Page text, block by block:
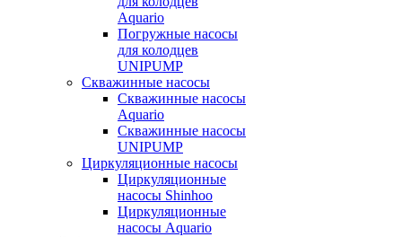
Aquario
Погружные насосы
для колодцев
UNIPUMP
Скважинные насосы
Скважинные насосы
Aquario
Скважинные насосы
UNIPUMP
Циркуляционные насосы
Циркуляционные
насосы Shinhoo
Циркуляционные
насосы Aquario